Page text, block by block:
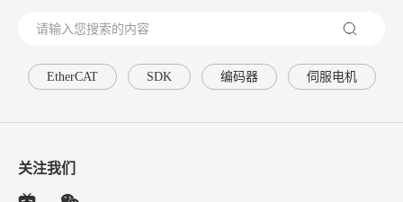
EtherCAT SDK 编码器 伺服电机
关注我们